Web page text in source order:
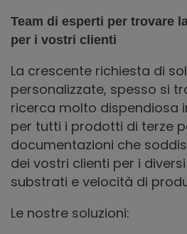
Team di esperti per trovare
per i vostri clienti
La crescente richiesta di
personalizzate, spesso si
ricerca molto dispendiosa
per tutti i prodotti di terze
documentazioni che
dei vostri clienti per i
substrati e velocità di
Le nostre soluzioni: